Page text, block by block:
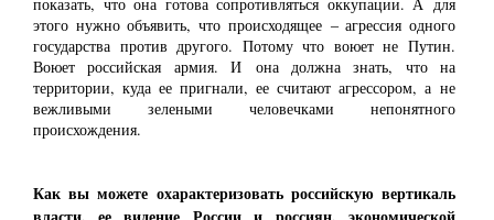
этого нужно объявить, что происходящее ‒ агрессия одного
государства против другого. Потому что воюет не Путин.
Воюет российская армия. И она должна знать, что на
территории, куда ее пригнали, ее считают агрессором, а не
вежливыми зелеными человечками непонятного
происхождения.
Как вы можете охарактеризовать российскую вертикаль